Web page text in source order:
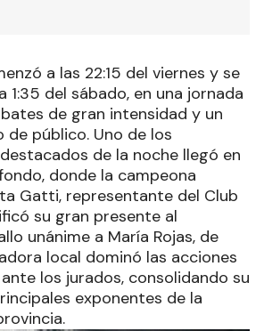
a las 22:15 del viernes y se
1:35 del sábado, en una jornada
de gran intensidad y un
de público. Uno de los
de la noche llegó en
donde la campeona
Gatti, representante del Club
su gran presente al
unánime a María Rojas, de
local dominó las acciones
los jurados, consolidando su
exponentes de la